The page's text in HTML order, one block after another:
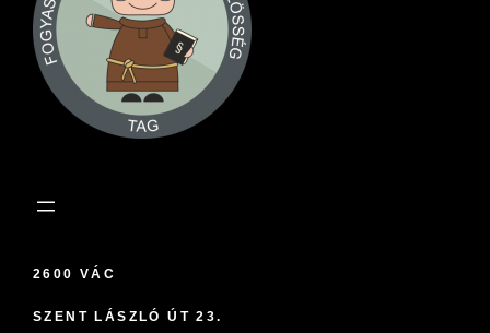
2600 VÁC
SZENT LÁSZLÓ ÚT 23.